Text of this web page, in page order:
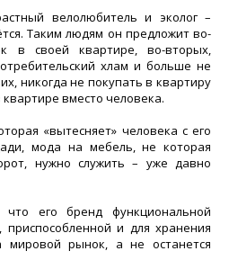
велолюбитель и эколог –
Таким людям он предложит во-
в своей квартире, во-вторых,
хлам и больше не
никогда не покупать в квартиру
вместо человека.
«вытесняет» человека с его
мода на мебель, не которая
нужно служить – уже давно
что его бренд функциональной
и для хранения
рынок, а не останется